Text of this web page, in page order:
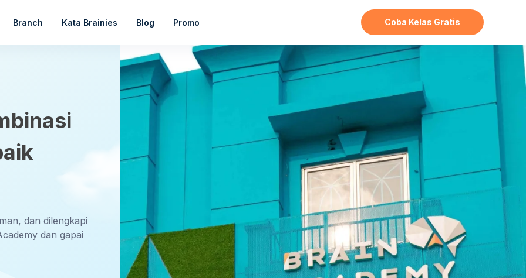
Branch Kata Brainies Blog Promo Coba Kelas Gratis
dan dilengkapi
dan gapai